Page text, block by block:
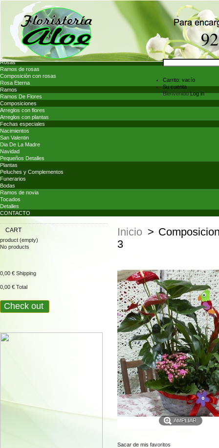
Carrito: vacío
Su cuenta
BienvenidoLog in
Rosas
Ramos de rosas
Composición con rosas
Rosa Eterna
Ramos
Ramos De Flores
Composiciones
Arreglos con flores
Arreglos con plantas
Fechas especiales
Nacimientos
San Valentin
Dia De La Madre
Navidad
Pequeños Detalles
Plantas
Peluches y Complementos
Funerarios
Bodas
Ramos de novia
Tocados
Detalles
CONTACTO
CART
product (empty)
No products
0,00 € Shipping
0,00 € Total
Check out
Inicio >
3
AMPLIAR
Sacar de mis favoritos